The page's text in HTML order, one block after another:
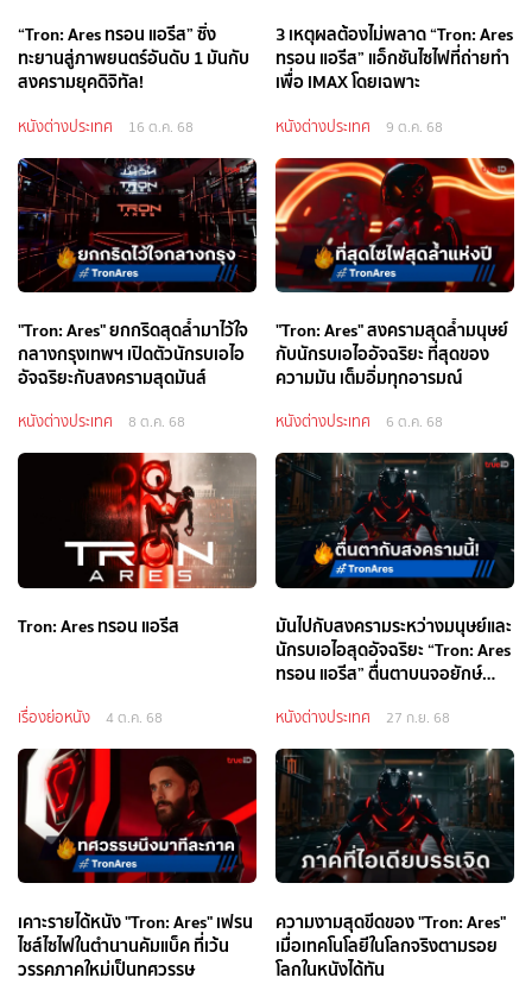
“Tron: Ares ทรอน แอรีส” ซิ่ง
ทะยานสู่ภาพยนตร์อันดับ 1 มันกับ
สงครามยุคดิจิทัล!
หนังต่างประเทศ 16 ต.ค. 68
3 เหตุผลต้องไม่พลาด “Tron: Ares
ทรอน แอรีส” แอ็กชันไซไฟที่ถ่ายทำ
เพื่อ IMAX โดยเฉพาะ
หนังต่างประเทศ 9 ต.ค. 68
"Tron: Ares" ยกกริดสุดล้ำมาไว้ใจ
กลางกรุงเทพฯ เปิดตัวนักรบเอไอ
อัจฉริยะกับสงครามสุดมันส์
หนังต่างประเทศ 8 ต.ค. 68
"Tron: Ares" สงครามสุดล้ำมนุษย์
กับนักรบเอไออัจฉริยะ ที่สุดของ
ความมัน เต็มอิ่มทุกอารมณ์
หนังต่างประเทศ 6 ต.ค. 68
Tron: Ares ทรอน แอรีส
เรื่องย่อหนัง 4 ต.ค. 68
มันไปกับสงครามระหว่างมนุษย์และ
นักรบเอไอสุดอัจฉริยะ “Tron: Ares
ทรอน แอรีส” ตื่นตาบนจอยักษ์
หนังต่างประเทศ 27 ก.ย. 68
เคาะรายได้หนัง "Tron: Ares" เฟรน
ไชส์ไซไฟในตำนานคัมแบ็ค ที่เว้น
วรรคภาคใหม่เป็นทศวรรษ
ความงามสุดขีดของ "Tron: Ares"
เมื่อเทคโนโลยีในโลกจริงตามรอย
โลกในหนังได้ทัน